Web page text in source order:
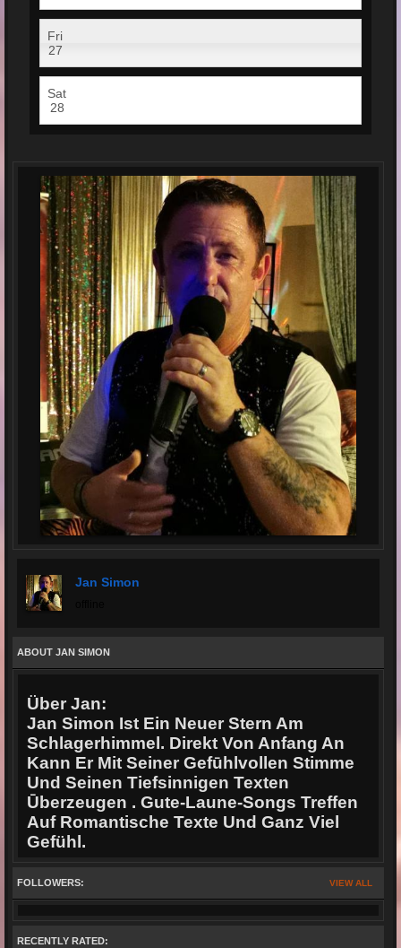
Fri
27
Sat
28
Jan Simon
ABOUT JAN SIMON
Über Jan:
Jan Simon Ist Ein Neuer Stern Am
Schlagerhimmel. Direkt Von Anfang An
Kann Er Mit Seiner Gefūhlvollen Stimme
Und Seinen Tiefsinnigen Texten
Ūberzeugen . Gute-Laune-Songs Treffen
Auf Romantische Texte Und Ganz Viel
Gefühl.
VIEW ALL
FOLLOWERS:
RECENTLY RATED: